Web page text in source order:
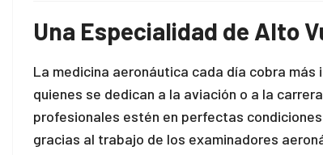
Una Especialidad de Alto
La medicina aeronáutica cada día cobra
quienes se dedican a la aviación o a la
profesionales estén en perfectas
gracias al trabajo de los examinadores